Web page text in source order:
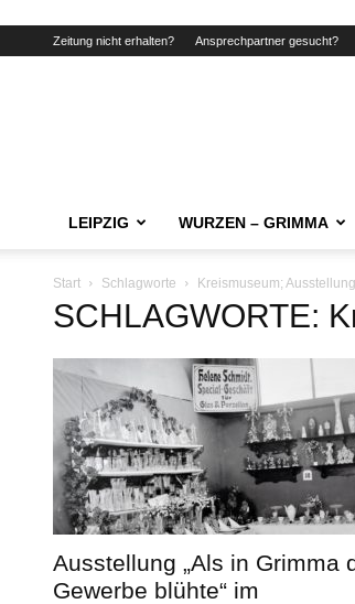
Zeitung nicht erhalten? Ansprechpartner gesucht?
LEIPZIG WURZEN – GRIMMA
Start Schlagworte Kreismuseum; Ausstellung
SCHLAGWORTE:
Ausstellung „Als in Grimma
Gewerbe blühte“ im